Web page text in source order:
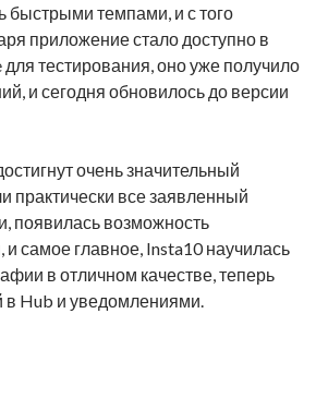
быстрыми темпами, и с того
приложение стало доступно в
тестирования, оно уже получило
и сегодня обновилось до версии
очень значительный
практически все заявленный
появилась возможность
и самое главное, Insta10 научилась
в отличном качестве, теперь
в Hub и уведомлениями.
сторонний клиент Instagram от